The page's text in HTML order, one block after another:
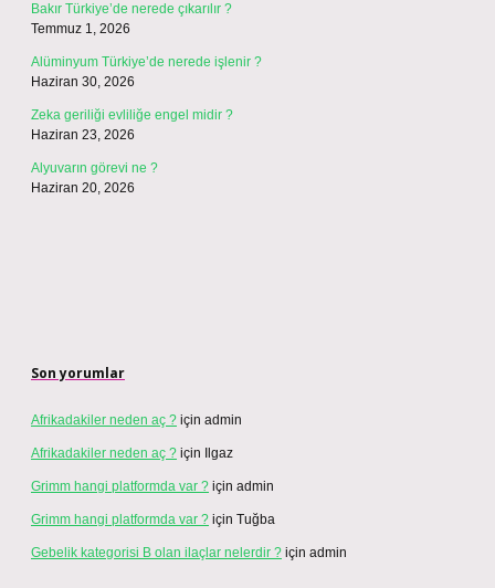
Bakır Türkiye’de nerede çıkarılır ?
Temmuz 1, 2026
Alüminyum Türkiye’de nerede işlenir ?
Haziran 30, 2026
Zeka geriliği evliliğe engel midir ?
Haziran 23, 2026
Alyuvarın görevi ne ?
Haziran 20, 2026
Son yorumlar
Afrikadakiler neden aç ? için admin
Afrikadakiler neden aç ? için Ilgaz
Grimm hangi platformda var ? için admin
Grimm hangi platformda var ? için Tuğba
Gebelik kategorisi B olan ilaçlar nelerdir ? için admin